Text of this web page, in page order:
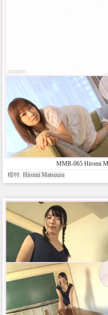
MMR-065 Hiromi
模特: Hiromi Matsuura